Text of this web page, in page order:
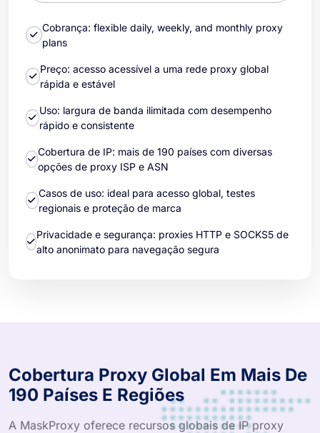
Cobrança: flexible daily, weekly, and monthly proxy
plans
Preço: acesso acessível a uma rede proxy global
rápida e estável
Uso: largura de banda ilimitada com desempenho
rápido e consistente
Cobertura de IP: mais de 190 países com diversas
opções de proxy ISP e ASN
Casos de uso: ideal para acesso global, testes
regionais e proteção de marca
Privacidade e segurança: proxies HTTP e SOCKS5 de
alto anonimato para navegação segura
Cobertura Proxy Global Em Mais De
190 Países E Regiões
A MaskProxy oferece recursos globais de IP proxy